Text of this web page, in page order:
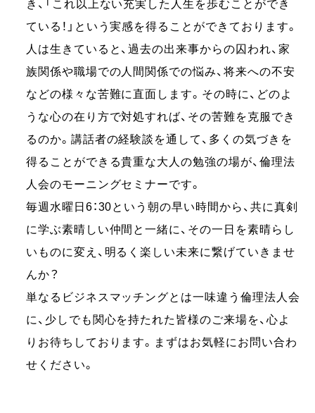
き、「これ以上ない充実した人生を歩むことができ
ている！」という実感を得ることができております。
人は生きていると、過去の出来事からの囚われ、家
族関係や職場での人間関係での悩み、将来への不安
などの様々な苦難に直面します。その時に、どのよ
うな心の在り方で対処すれば、その苦難を克服でき
るのか。講話者の経験談を通して、多くの気づきを
得ることができる貴重な大人の勉強の場が、倫理法
人会のモーニングセミナーです。
毎週水曜日6：30という朝の早い時間から、共に真剣
に学ぶ素晴しい仲間と一緒に、その一日を素晴らし
いものに変え、明るく楽しい未来に繋げていきませ
んか？
単なるビジネスマッチングとは一味違う倫理法人会
に、少しでも関心を持たれた皆様のご来場を、心よ
りお待ちしております。まずはお気軽にお問い合わ
せください。